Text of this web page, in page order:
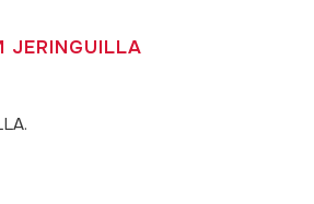
JERINGUILLA